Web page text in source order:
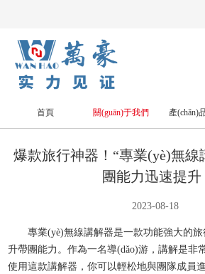
首頁 關(guān)于我們 產(chǎn)
>>關(guān)于我們>>新聞動態(tài)>>
爆款旅行神器！“專業(yè)無
團能力迅速提升
2023-08-18
專業(yè)無線講解器是一款功能強大的旅
升帶團能力。作為一名導(dǎo)游，講解是
使用這款講解器，你可以輕松地與團隊成